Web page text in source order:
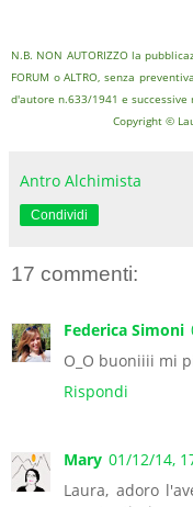
N.B. NON AUTORIZZO la
FORUM o ALTRO, senza
d'autore n.633/1941 e successive
Copyright ©
Antro Alchimista
Condividi
17 commenti:
Federica Simoni
O_O buoniiii mi
Rispondi
Mary 01/12/14,
Laura, adoro